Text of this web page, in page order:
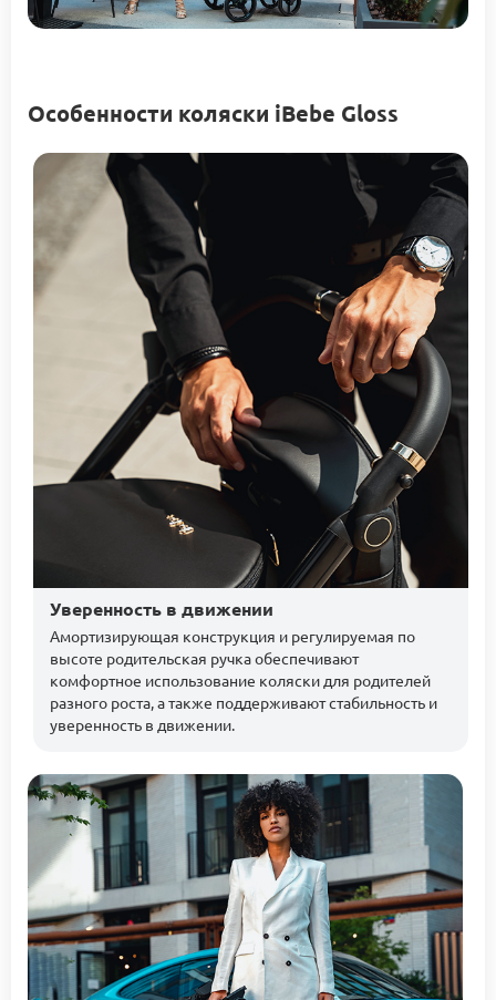
Особенности коляски iBebe Gloss
Уверенность в движении
Амортизирующая конструкция и регулируемая по
высоте родительская ручка обеспечивают
комфортное использование коляски для родителей
разного роста, а также поддерживают стабильность и
уверенность в движении.